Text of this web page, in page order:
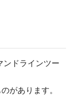
ドラインツー
があります。